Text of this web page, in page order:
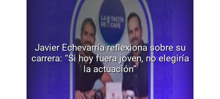
Javier Echevarría reflexiona sobre su
carrera: “Si hoy fuera joven, no elegiría
la actuación”